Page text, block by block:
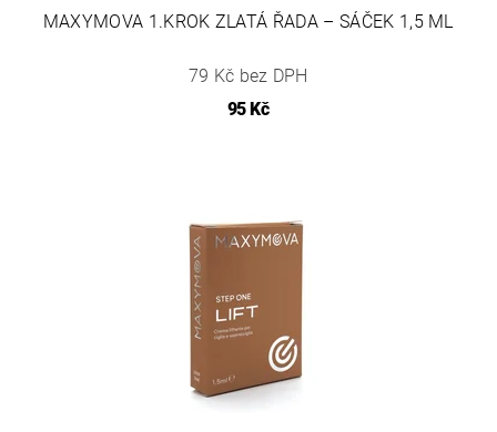
MAXYMOVA 1.KROK ZLATÁ ŘADA – SÁČEK 1,5 ML
79 Kč bez DPH
95 Kč